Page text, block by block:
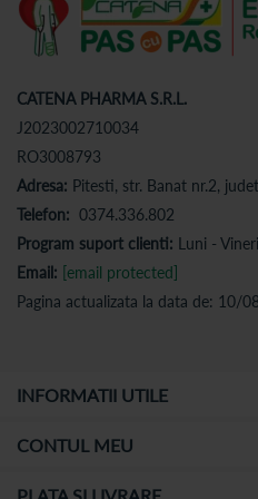
CATENA PHARMA S.R.L.
J2023002710034
RO3008793
Adresa: Pitesti, str. Banat nr.2,
Telefon: 0374.336.802
Program suport clienti: Luni -
Email: [email protected]
Pagina actualizata la data de: 10/
INFORMATII UTILE
CONTUL MEU
PLATA SI LIVRARE